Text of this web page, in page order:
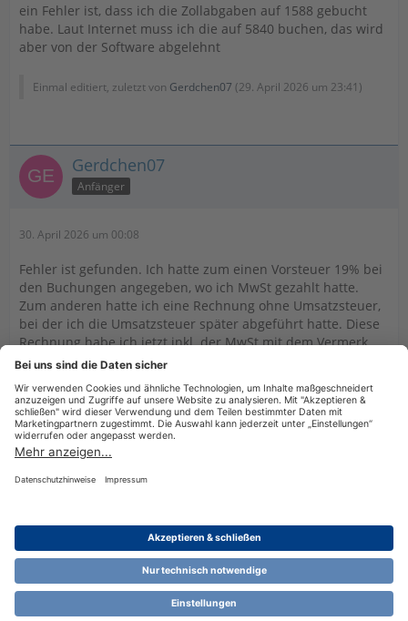
ein Fehler ist, dass ich die Zollabgaben auf 1588 gebucht
habe. Laut Internet muss ich die auf 5840 buchen, das wird
aber von der Software abgelehnt
Einmal editiert, zuletzt von Gerdchen07 (29. April 2026 um 23:41 )
Gerdchen07
Anfänger
30. April 2026 um 00:08
Fehler ist gefunden. Ich hatte zum einen Vorsteuer 19% bei
den Buchungen angegeben, wo ich MwSt gezahlt hatte.
Zum anderen hatte ich eine Rechnung ohne Umsatzsteuer,
bei der ich die Umsatzsteuer später abgeführt hatte. Diese
Rechnung habe ich jetzt inkl. der MwSt mit dem Vermerk
"keine Vorsteuer" verbucht, dann erscheint auch das Feld
Nutzungsbestimmungen Cookie-Einstellungen
Community-Software:WoltLab Suite™ 6.1.13